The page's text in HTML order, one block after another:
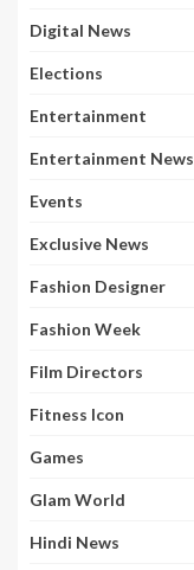
Digital News
Elections
Entertainment
Entertainment News
Events
Exclusive News
Fashion Designer
Fashion Week
Film Directors
Fitness Icon
Games
Glam World
Hindi News